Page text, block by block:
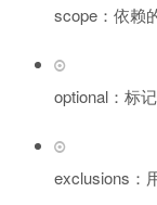
scope：依赖
optional：标
exclusions：